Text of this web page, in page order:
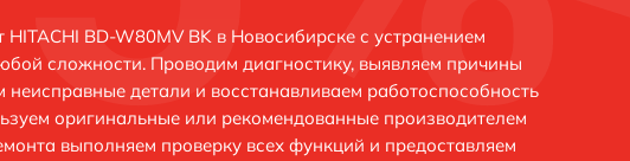
BD-W80MV BK в Новосибирске с устранением
сложности. Проводим диагностику, выявляем причины
неисправные детали и восстанавливаем работоспособность
оригинальные или рекомендованные производителем
выполняем проверку всех функций и предоставляем